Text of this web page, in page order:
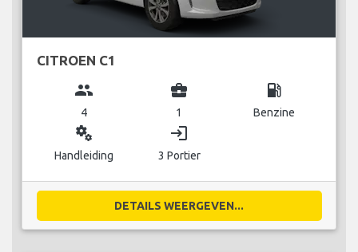
CITROEN C1
group
4
business_center
1
local_gas_station
Benzine
miscellaneous_services
Handleiding
login
3 Portier
DETAILS WEERGEVEN...